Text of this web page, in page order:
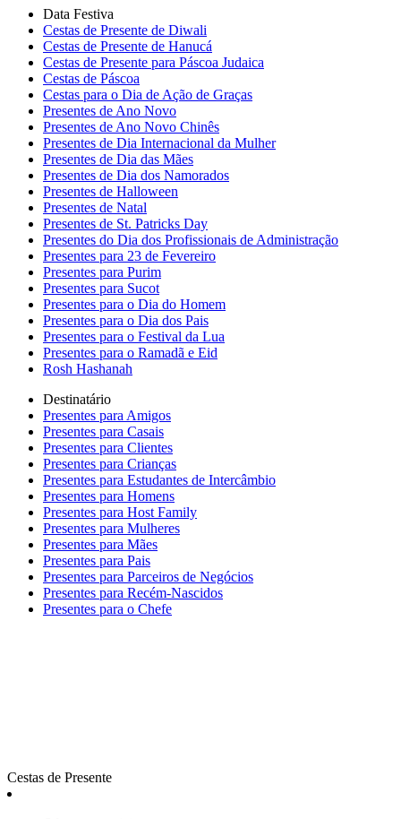
Data Festiva
Cestas de Presente de Diwali
Cestas de Presente de Hanucá
Cestas de Presente para Páscoa Judaica
Cestas de Páscoa
Cestas para o Dia de Ação de Graças
Presentes de Ano Novo
Presentes de Ano Novo Chinês
Presentes de Dia Internacional da Mulher
Presentes de Dia das Mães
Presentes de Dia dos Namorados
Presentes de Halloween
Presentes de Natal
Presentes de St. Patricks Day
Presentes do Dia dos Profissionais de Administração
Presentes para 23 de Fevereiro
Presentes para Purim
Presentes para Sucot
Presentes para o Dia do Homem
Presentes para o Dia dos Pais
Presentes para o Festival da Lua
Presentes para o Ramadã e Eid
Rosh Hashanah
Destinatário
Presentes para Amigos
Presentes para Casais
Presentes para Clientes
Presentes para Crianças
Presentes para Estudantes de Intercâmbio
Presentes para Homens
Presentes para Host Family
Presentes para Mulheres
Presentes para Mães
Presentes para Pais
Presentes para Parceiros de Negócios
Presentes para Recém-Nascidos
Presentes para o Chefe
Cestas de Presente